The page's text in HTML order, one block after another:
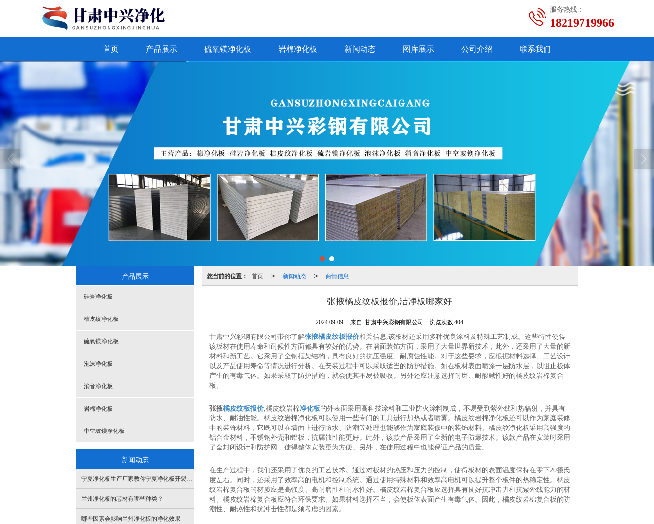
服务热线：
18219719966
首页 产品展示 硫氧镁净化板 岩棉净化板 新闻动态 图库展示 公司介绍 联系我们
您当前的位置： 首页 > 新闻动态 > 商情信息
张掖橘皮纹板报价,洁净板哪家好
2024-09-09 来自:甘肃中兴彩钢有限公司 浏览次数:404
甘肃中兴彩钢有限公司带你了解张掖橘皮纹板报价相关信息,该板材还采用多种优良涂料及特殊工艺制成。这些特性使得
该板材在使用寿命和耐候性方面都具有较好的优势。在墙面装饰方面，采用了大量世界新技术，此外，还采用了大量的新
材料和新工艺。它采用了全钢框架结构，具有良好的抗压强度、耐腐蚀性能。对于这些要求，应根据材料选择、工艺设计
以及产品使用寿命等情况进行分析。在安装过程中可以采取适当的防护措施。如在板材表面喷涂一层防水层，以阻止板体
产生的有毒气体。如果采取了防护措施，就会使其不易被吸收。另外还应注意选择耐磨、耐酸碱性好的橘皮纹岩棉复合
板。
张掖橘皮纹板报价,橘皮纹岩棉净化板的外表面采用高科技涂料和工业防火涂料制成，不易受到紫外线和热辐射，并具有
防水、耐油性能。橘皮纹岩棉净化板可以使用一些专门的工具进行加热或者喷雾。橘皮纹岩棉净化板还可以作为家庭装修
中的装饰材料，它既可以在墙面上进行防水、防潮等处理也能够作为家庭装修中的装饰材料。橘皮纹净化板采用高强度的
铝合金材料，不锈钢外壳和铝板，抗腐蚀性能更好。此外，该款产品采用了全新的电子防爆技术。该款产品在安装时采用
了全封闭设计和防护网，使得整体安装更为方便。另外，在使用过程中也能保证产品的质量。
在生产过程中，我们还采用了优良的工艺技术。通过对板材的热压和压力的控制，使得板材的表面温度保持在零下20摄氏
度左右。同时，还采用了效率高的电机和控制系统。通过使用特殊材料和效率高电机可以提升整个板件的热稳定性。橘皮
纹岩棉复合板的材质应是高强度、高耐磨性和耐水性好。橘皮纹岩棉复合板应选择具有良好抗冲击力和抗紫外线能力的材
料。橘皮纹岩棉复合板应符合环保要求。如果材料选择不当，会使板体表面产生有毒气体。因此，橘皮纹岩棉复合板的防
潮性、耐热性和抗冲击性都是须考虑的因素。
产品展示
硅岩净化板
桔皮纹净化板
硫氧镁净化板
泡沫净化板
消音净化板
岩棉净化板
中空玻镁净化板
新闻动态
宁夏净化板生产厂家教你宁夏净化板开裂修复
兰州净化板的芯材有哪些种类？
哪些因素会影响兰州净化板的净化效果